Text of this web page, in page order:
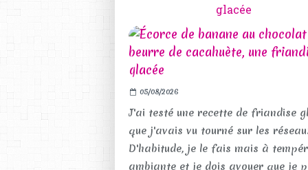
glacée
05/08/2026
J'ai testé une recette de friandise
que j'avais vu tourné sur les
D'habitude, je le fais mais à
ambiante et je dois avouer que je